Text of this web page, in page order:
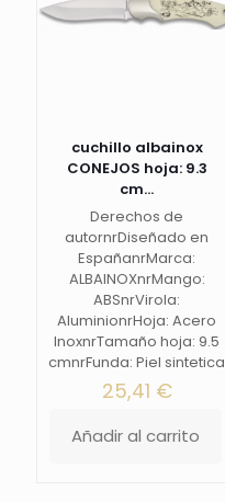
cuchillo albainox
CONEJOS hoja: 9.3
cm...
Derechos de
autornrDiseñado en
EspañanrMarca:
ALBAINOXnrMango:
ABSnrVirola:
AluminionrHoja: Acero
InoxnrTamaño hoja: 9.5
cmnrFunda: Piel sintetica
25,41 €
Añadir al carrito